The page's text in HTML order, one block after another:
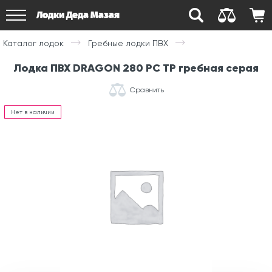
Лодки Деда Мазая
Каталог лодок Гребные лодки ПВХ
Лодка ПВХ DRAGON 280 РС ТР гребная серая
Сравнить
Нет в наличии